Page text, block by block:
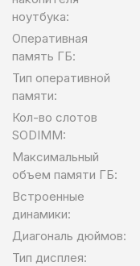
ноутбука:
Оперативная
память ГБ:
Тип оперативной
памяти:
Кол-во слотов
SODIMM:
Максимальный
объем памяти ГБ:
Встроенные
динамики:
Диагональ дюймов:
Тип дисплея: